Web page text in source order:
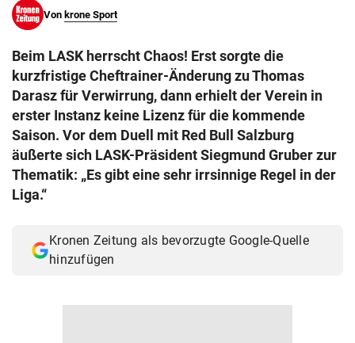
search
eingeben
Muthgasse 2, 1190 Wien
Von krone Sport
Beim LASK herrscht Chaos! Erst sorgte die
kurzfristige Cheftrainer-Änderung zu Thomas
Darasz für Verwirrung, dann erhielt der Verein in
erster Instanz keine Lizenz für die kommende
Saison. Vor dem Duell mit Red Bull Salzburg
äußerte sich LASK-Präsident Siegmund Gruber zur
Thematik: „Es gibt eine sehr irrsinnige Regel in der
Liga.“
Kronen Zeitung als bevorzugte Google-Quelle
hinzufügen